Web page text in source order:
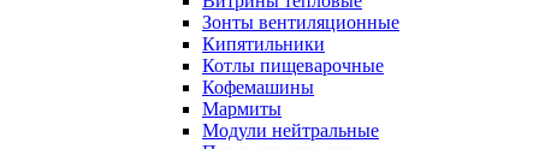
Зонты вентиляционные
Кипятильники
Котлы пищеварочные
Кофемашины
Мармиты
Модули нейтральные